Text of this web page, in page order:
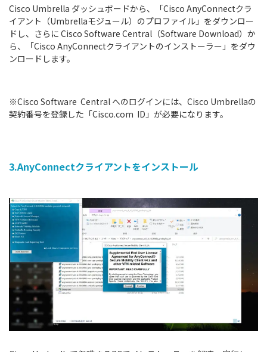
Cisco Umbrella ダッシュボードから、「Cisco AnyConnectクラ
イアント（Umbrellaモジュール）のプロファイル」をダウンロー
ドし、さらに Cisco Software Central（Software Download）か
ら、「Cisco AnyConnectクライアントのインストーラー」をダウ
ンロードします。
※Cisco Software Central へのログインには、Cisco Umbrellaの
契約番号を登録した「Cisco.com ID」が必要になります。
3.AnyConnectクライアントをインストール